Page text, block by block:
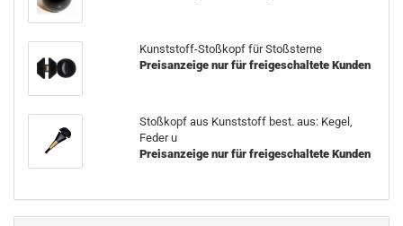
Kunststoff-Stoßkopf für Stoßsterne
Preisanzeige nur für freigeschaltete Kunden
Stoßkopf aus Kunststoff best. aus: Kegel,
Feder u
Preisanzeige nur für freigeschaltete Kunden